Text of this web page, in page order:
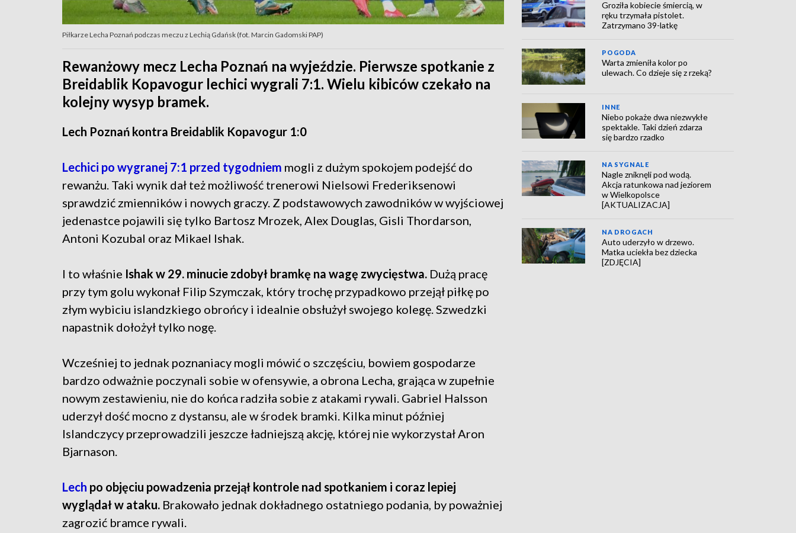
Piłkarze Lecha Poznań podczas meczu z Lechią Gdańsk (fot. Marcin Gadomski PAP)
Rewanżowy mecz Lecha Poznań na wyjeździe. Pierwsze spotkanie z
Breidablik Kopavogur lechici wygrali 7:1. Wielu kibiców czekało na
kolejny wysyp bramek.
Lech Poznań kontra Breidablik Kopavogur 1:0
Lechici po wygranej 7:1 przed tygodniem mogli z dużym spokojem podejść do
rewanżu. Taki wynik dał też możliwość trenerowi Nielsowi Frederiksenowi
sprawdzić zmienników i nowych graczy. Z podstawowych zawodników w wyjściowej
jedenastce pojawili się tylko Bartosz Mrozek, Alex Douglas, Gisli Thordarson,
Antoni Kozubal oraz Mikael Ishak.
I to właśnie Ishak w 29. minucie zdobył bramkę na wagę zwycięstwa. Dużą pracę
przy tym golu wykonał Filip Szymczak, który trochę przypadkowo przejął piłkę po
złym wybiciu islandzkiego obrońcy i idealnie obsłużył swojego kolegę. Szwedzki
napastnik dołożył tylko nogę.
Wcześniej to jednak poznaniacy mogli mówić o szczęściu, bowiem gospodarze
bardzo odważnie poczynali sobie w ofensywie, a obrona Lecha, grająca w zupełnie
nowym zestawieniu, nie do końca radziła sobie z atakami rywali. Gabriel Halsson
uderzył dość mocno z dystansu, ale w środek bramki. Kilka minut później
Islandczycy przeprowadzili jeszcze ładniejszą akcję, której nie wykorzystał Aron
Bjarnason.
Lech po objęciu powadzenia przejął kontrole nad spotkaniem i coraz lepiej
wyglądał w ataku. Brakowało jednak dokładnego ostatniego podania, by poważniej
zagrozić bramce rywali.
Groziła kobiecie śmiercią, w
ręku trzymała pistolet.
Zatrzymano 39-latkę
POGODA
Warta zmieniła kolor po
ulewach. Co dzieje się z rzeką?
INNE
Niebo pokaże dwa niezwykłe
spektakle. Taki dzień zdarza
się bardzo rzadko
NA SYGNALE
Nagle zniknęli pod wodą.
Akcja ratunkowa nad jeziorem
w Wielkopolsce
[AKTUALIZACJA]
NA DROGACH
Auto uderzyło w drzewo.
Matka uciekła bez dziecka
[ZDJĘCIA]